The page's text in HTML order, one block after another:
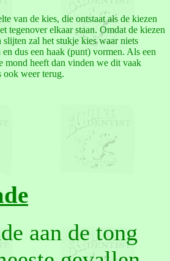
van de kies, die ontstaat als de kiezen
tegenover elkaar staan. Omdat de kiezen
slijten zal het stukje kies waar niets
dus een haak (punt) vormen. Als een
mond heeft dan vinden we dit vaak
ook weer terug.
aan de tong